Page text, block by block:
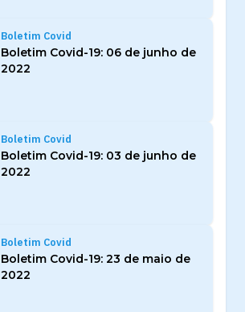
Boletim Covid
Boletim Covid-19: 06 de junho de
2022
Boletim Covid
Boletim Covid-19: 03 de junho de
2022
Boletim Covid
Boletim Covid-19: 23 de maio de
2022